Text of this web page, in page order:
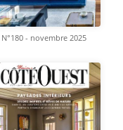
N°180 - novembre 2025